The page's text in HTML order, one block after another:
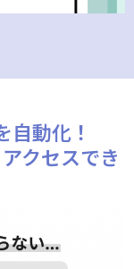
動化！
クセスでき